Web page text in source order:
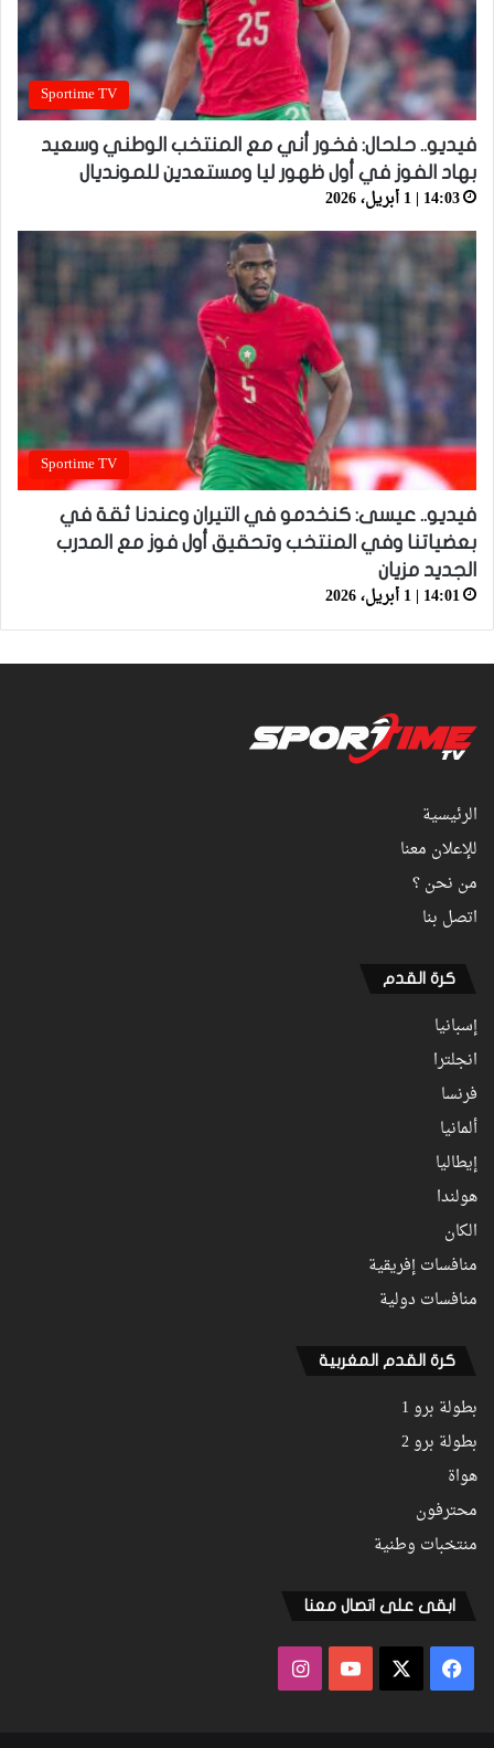
Sportime TV
فيديو.. حلحال: فخور أني مع المنتخب الوطني وسعيد
بهاد الفوز في أول ظهور ليا ومستعدين للمونديال
14:03 | 1 أبريل، 2026
Sportime TV
فيديو.. عيسى: كنخدمو في التيران وعندنا ثقة في
بعضياتنا وفي المنتخب وتحقيق أول فوز مع المدرب
الجديد مزيان
14:01 | 1 أبريل، 2026
الرئيسية
للإعلان معنا
من نحن ؟
اتصل بنا
كرة القدم
إسبانيا
انجلترا
فرنسا
ألمانيا
إيطاليا
هولندا
الكان
منافسات إفريقية
منافسات دولية
كرة القدم المغربية
بطولة برو 1
بطولة برو 2
هواة
محترفون
منتخبات وطنية
ابقى على اتصال معنا
فيسبوك ‫YouTubeانستقرام